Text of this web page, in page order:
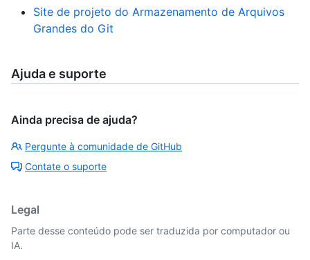
Site de projeto do Armazenamento de Arquivos
Grandes do Git
Ajuda e suporte
Ainda precisa de ajuda?
Pergunte à comunidade de GitHub
Contate o suporte
Legal
Parte desse conteúdo pode ser traduzida por computador ou
IA.